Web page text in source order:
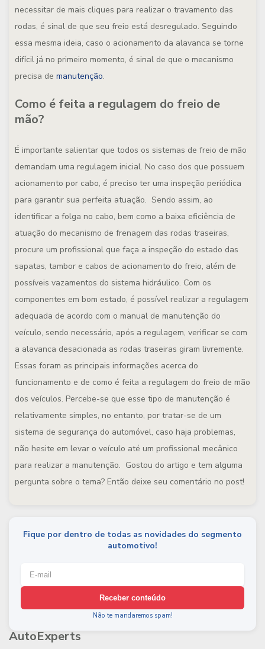
necessitar de mais cliques para realizar o travamento das
rodas, é sinal de que seu freio está desregulado. Seguindo
essa mesma ideia, caso o acionamento da alavanca se torne
difícil já no primeiro momento, é sinal de que o mecanismo
precisa de manutenção.
Como é feita a regulagem do freio de
mão?
É importante salientar que todos os sistemas de freio de mão
demandam uma regulagem inicial. No caso dos que possuem
acionamento por cabo, é preciso ter uma inspeção periódica
para garantir sua perfeita atuação. Sendo assim, ao
identificar a folga no cabo, bem como a baixa eficiência de
atuação do mecanismo de frenagem das rodas traseiras,
procure um profissional que faça a inspeção do estado das
sapatas, tambor e cabos de acionamento do freio, além de
possíveis vazamentos do sistema hidráulico. Com os
componentes em bom estado, é possível realizar a regulagem
adequada de acordo com o manual de manutenção do
veículo, sendo necessário, após a regulagem, verificar se com
a alavanca desacionada as rodas traseiras giram livremente.
Essas foram as principais informações acerca do
funcionamento e de como é feita a regulagem do freio de mão
dos veículos. Percebe-se que esse tipo de manutenção é
relativamente simples, no entanto, por tratar-se de um
sistema de segurança do automóvel, caso haja problemas,
não hesite em levar o veículo até um profissional mecânico
para realizar a manutenção. Gostou do artigo e tem alguma
pergunta sobre o tema? Então deixe seu comentário no post!
Fique por dentro de todas as novidades do segmento
automotivo!
Receber conteúdo
Não te mandaremos spam!
AutoExperts